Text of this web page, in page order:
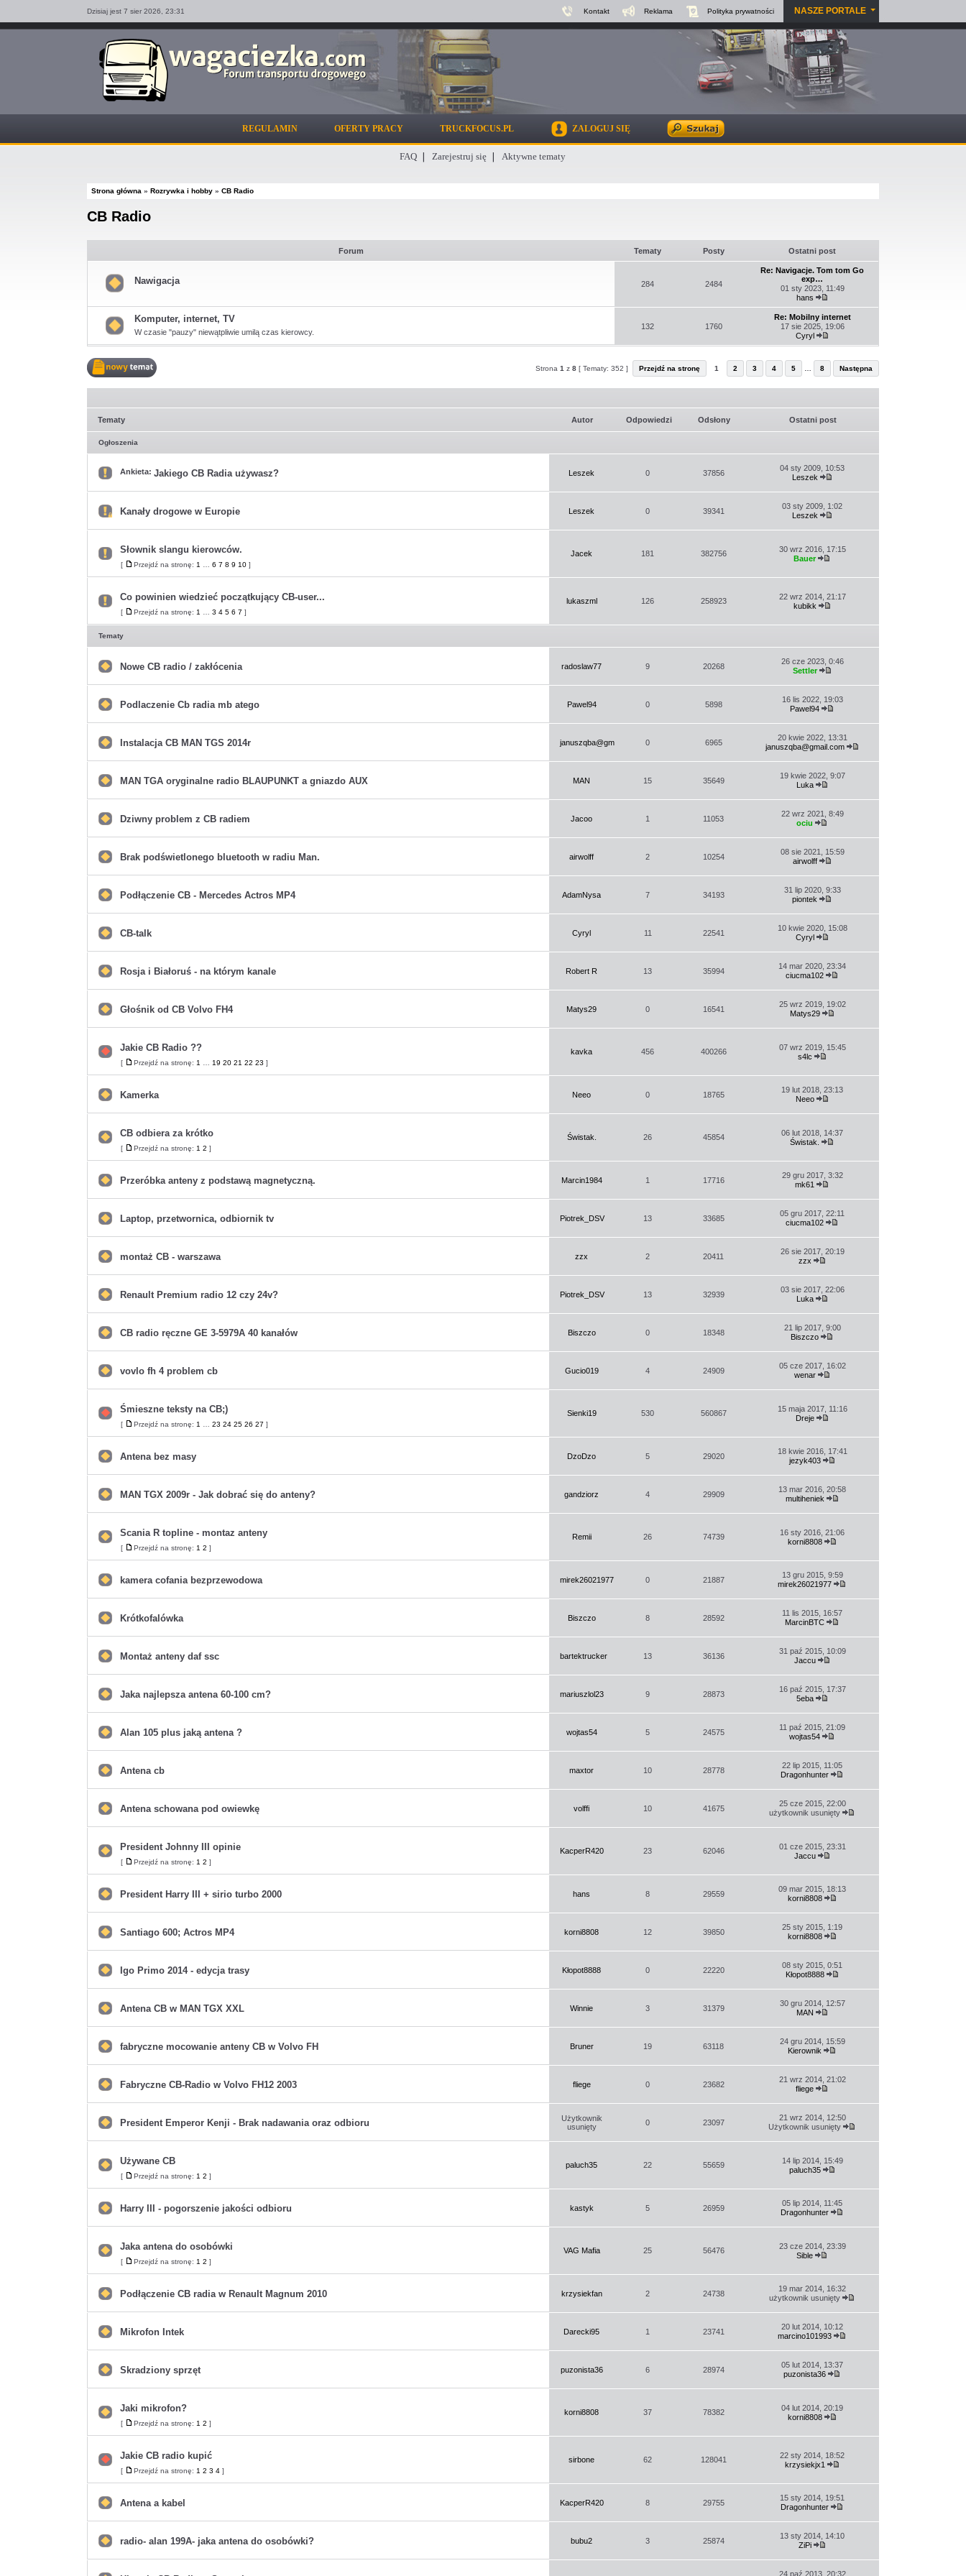
Dzisiaj jest 7 sier 2026, 23:31 Kontakt Reklama Polityka prywatności NASZE PORTALE
REGULAMIN OFERTY PRACY TRUCKFOCUS.PL ZALOGUJ SIĘ
FAQ Zarejestruj się Aktywne tematy
Strona główna » Rozrywka i hobby » CB Radio
CB Radio
Forum Tematy Posty Ostatni post
postów
Nawigacja 284 2484
Re: Navigacje. Tom tom Go
exp…
01 sty 2023, 11:49
hans
najnowszy
post
ma
postów
Komputer, internet, TV
W czasie "pauzy" niewątpliwie umilą czas kierowcy.
132 1760
Re: Mobilny internet
17 sie 2025, 19:06
Cyryl
post
temat
Strona1 z8 [ Tematy: 352 ] Przejdź na stronę 1 2 3 4 5 8 Następna
Tematy Autor Odpowiedzi Odsłony Ostatni post
Ogłoszenia
ma
postów
Ankieta: Jakiego CB Radia używasz? Leszek 0 37856
04 sty 2009, 10:53
Leszek
najnowszy
post
temat
zamknięty.
Nie
można
nim
ani
edytować
postów.
Kanały drogowe w Europie Leszek 0 39341
03 sty 2009, 1:02
Leszek
najnowszy
Nie
nieprzeczytanych
Słownik slangu kierowców.
[
Przejdź
na
Przejdź na stronę: 1 6 7 8 9 10]
Jacek 181 382756
30 wrz 2016, 17:15
Bauer
Nie
nieprzeczytanych
postów
Co powinien wiedzieć początkujący CB-user...
[
Przejdź
na
Przejdź na stronę: 1 3 4 5 6 7 ]
lukaszml 126 258923
22 wrz 2014, 21:17
kubikk
Tematy
ma
postów
Nowe CB radio / zakłócenia radoslaw77 9 20268
26 cze 2023, 0:46
Settler
najnowszy
post
ma
postów
Podlaczenie Cb radia mb atego Pawel94 0 5898
16 lis 2022, 19:03
Pawel94
najnowszy
post
ma
postów
Instalacja CB MAN TGS 2014r januszqba@gmail.com 0 6965
20 kwie 2022, 13:31
januszqba@gmail.com
najnowszy
ma
postów
MAN TGA oryginalne radio BLAUPUNKT a gniazdo AUX MAN 15 35649
19 kwie 2022, 9:07
Luka
najnowszy
post
ma
postów
Dziwny problem z CB radiem Jacoo 1 11053
22 wrz 2021, 8:49
ociu
najnowszy
post
ma
postów
Brak podświetlonego bluetooth w radiu Man. airwolff 2 10254
08 sie 2021, 15:59
airwolff
najnowszy
post
ma
postów
Podłączenie CB - Mercedes Actros MP4 AdamNysa 7 34193
31 lip 2020, 9:33
piontek
najnowszy
post
ma
postów
CB-talk Cyryl 11 22541
10 kwie 2020, 15:08
Cyryl
najnowszy
post
ma
postów
Rosja i Białoruś - na którym kanale Robert R 13 35994
14 mar 2020, 23:34
ciucma102
najnowszy
post
ma
postów
Głośnik od CB Volvo FH4 Matys29 0 16541
25 wrz 2019, 19:02
Matys29
najnowszy
Nie
nieprzeczytanych
Jakie CB Radio ??
[
Przejdź
na
Przejdź na stronę: 1 19 20 21 22 23 ]
kavka 456 400266
07 wrz 2019, 15:45
s4lc
ma
postów
Kamerka Neeo 0 18765
19 lut 2018, 23:13
Neeo
najnowszy
Nie
nieprzeczytanych
CB odbiera za krótko
[
Przejdź
na
Przejdź na stronę: 1 2 ]
Świstak. 26 45854
06 lut 2018, 14:37
Świstak.
ma
postów
Przeróbka anteny z podstawą magnetyczną. Marcin1984 1 17716
29 gru 2017, 3:32
mk61
najnowszy
post
ma
postów
Laptop, przetwornica, odbiornik tv Piotrek_DSV 13 33685
05 gru 2017, 22:11
ciucma102
najnowszy
post
ma
postów
montaż CB - warszawa zzx 2 20411
26 sie 2017, 20:19
zzx
najnowszy
post
ma
postów
Renault Premium radio 12 czy 24v? Piotrek_DSV 13 32939
03 sie 2017, 22:06
Luka
najnowszy
post
ma
postów
CB radio ręczne GE 3-5979A 40 kanałów Biszczo 0 18348
21 lip 2017, 9:00
Biszczo
najnowszy
post
ma
postów
vovlo fh 4 problem cb Gucio019 4 24909
05 cze 2017, 16:02
wenar
najnowszy
Nie
nieprzeczytanych
Śmieszne teksty na CB;)
[
Przejdź
na
Przejdź na stronę: 1 23 24 25 26 27 ]
Sienki19 530 560867
15 maja 2017, 11:16
Dreje
ma
postów
Antena bez masy DzoDzo 5 29020
18 kwie 2016, 17:41
jezyk403
najnowszy
post
ma
postów
MAN TGX 2009r - Jak dobrać się do anteny? gandziorz 4 29909
13 mar 2016, 20:58
multiheniek
najnowszy
Nie
nieprzeczytanych
Scania R topline - montaz anteny
[
Przejdź
na
Przejdź na stronę: 1 2 ]
Remii 26 74739
16 sty 2016, 21:06
korni8808
ma
postów
kamera cofania bezprzewodowa mirek26021977 0 21887
13 gru 2015, 9:59
mirek26021977
najnowszy
ma
postów
Krótkofalówka Biszczo 8 28592
11 lis 2015, 16:57
MarcinBTC
najnowszy
post
ma
postów
Montaż anteny daf ssc bartektrucker 13 36136
31 paź 2015, 10:09
Jaccu
najnowszy
post
ma
postów
Jaka najlepsza antena 60-100 cm? mariuszlol23 9 28873
16 paź 2015, 17:37
5eba
najnowszy
post
ma
postów
Alan 105 plus jaką antena ? wojtas54 5 24575
11 paź 2015, 21:09
wojtas54
najnowszy
post
ma
postów
Antena cb maxtor 10 28778
22 lip 2015, 11:05
Dragonhunter
najnowszy
post
ma
postów
Antena schowana pod owiewkę volffi 10 41675
25 cze 2015, 22:00
użytkownik usunięty
najnowszy
Nie
nieprzeczytanych
President Johnny III opinie
[
Przejdź
na
Przejdź na stronę: 1 2 ]
KacperR420 23 62046
01 cze 2015, 23:31
Jaccu
ma
postów
President Harry III + sirio turbo 2000 hans 8 29559
09 mar 2015, 18:13
korni8808
najnowszy
post
ma
postów
Santiago 600; Actros MP4 korni8808 12 39850
25 sty 2015, 1:19
korni8808
najnowszy
post
ma
postów
Igo Primo 2014 - edycja trasy Kłopot8888 0 22220
08 sty 2015, 0:51
Kłopot8888
najnowszy
post
ma
postów
Antena CB w MAN TGX XXL Winnie 3 31379
30 gru 2014, 12:57
MAN
najnowszy
post
ma
postów
fabryczne mocowanie anteny CB w Volvo FH Bruner 19 63118
24 gru 2014, 15:59
Kierownik
najnowszy
post
ma
postów
Fabryczne CB-Radio w Volvo FH12 2003 fliege 0 23682
21 wrz 2014, 21:02
fliege
najnowszy
post
ma
postów
President Emperor Kenji - Brak nadawania oraz odbioru
Użytkownik
usunięty
0 23097
21 wrz 2014, 12:50
Użytkownik usunięty
najnowszy
Nie
nieprzeczytanych
Używane CB
[
Przejdź
na
Przejdź na stronę: 1 2 ]
paluch35 22 55659
14 lip 2014, 15:49
paluch35
ma
postów
Harry III - pogorszenie jakości odbioru kastyk 5 26959
05 lip 2014, 11:45
Dragonhunter
najnowszy
Nie
nieprzeczytanych
Jaka antena do osobówki
[
Przejdź
na
Przejdź na stronę: 1 2 ]
VAG Mafia 25 56476
23 cze 2014, 23:39
Sible
ma
postów
Podłączenie CB radia w Renault Magnum 2010 krzysiekfan 2 24738
19 mar 2014, 16:32
użytkownik usunięty
najnowszy
ma
postów
Mikrofon Intek Darecki95 1 23741
20 lut 2014, 10:12
marcino101993
najnowszy
ma
postów
Skradziony sprzęt puzonista36 6 28974
05 lut 2014, 13:37
puzonista36
najnowszy
Nie
nieprzeczytanych
Jaki mikrofon?
[
Przejdź
na
Przejdź na stronę: 1 2 ]
korni8808 37 78382
04 lut 2014, 20:19
korni8808
Nie
nieprzeczytanych
Jakie CB radio kupić
[
Przejdź
na
Przejdź na stronę: 1 2 3 4]
sirbone 62 128041
22 sty 2014, 18:52
krzysiekjx1
ma
postów
Antena a kabel KacperR420 8 29755
15 sty 2014, 19:51
Dragonhunter
najnowszy
ma
radio- alan 199A- jaka antena do osobówki? bubu2 3 25874
13 sty 2014, 14:10
ZiPi
najnowszy
post
24 paź 2013, 20:32